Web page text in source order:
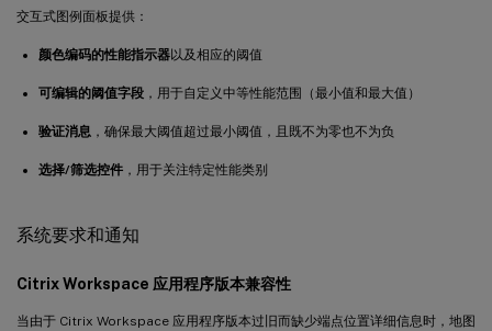
交互式图例面板提供：
颜色编码的性能指示器以及相应的阈值
可编辑的阈值字段 ，用于自定义中等性能范围（最小值和最大值）
验证消息 ，确保最大阈值超过最小阈值，且既不为零也不为负
选择/筛选控件 ，用于关注特定性能类别
系统要求和通知
Citrix Workspace 应用程序版本兼容性
当由于 Citrix Workspace 应用程序版本过旧而缺少端点位置详细信息时，地图